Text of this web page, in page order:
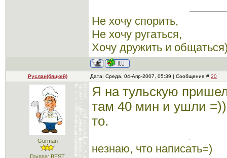
Не хочу спорить,
Не хочу ругаться,
Хочу дружить и
Руслан(бяцкей) Дата: Среда, 04-Апр-2007, 05:39 | Сообщение # 20
Gurman
Группа: BEST
Я на тульскую
там 40 мин и ушли
то.
незнаю, что написать=)